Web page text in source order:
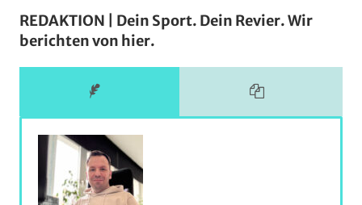
REDAKTION | Dein Sport. Dein Revier. Wir
berichten von hier.